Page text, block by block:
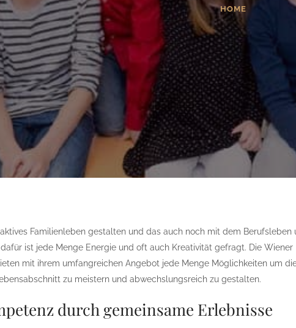
HOME
aktives Familienleben gestalten und das auch noch mit dem Berufsleben
ist jede Menge Energie und oft auch Kreativität gefragt. Die Wiener
mit ihrem umfangreichen Angebot jede Menge Möglichkeiten um
zu meistern und abwechslungsreich zu gestalten.
durch gemeinsame Erlebnisse